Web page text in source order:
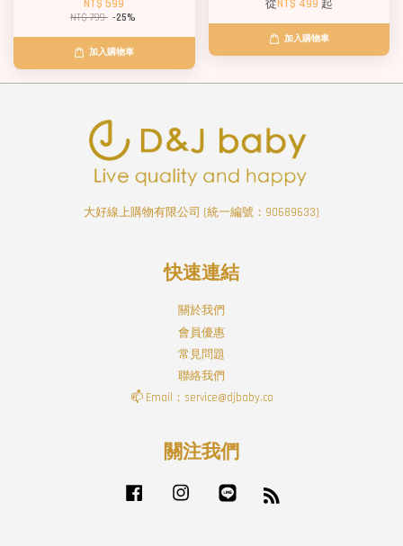
NT$ 599
NT$ 799 -25%
加入購物車
從NT$ 499 起
加入購物車
大好線上購物有限公司 (統一編號：90689633)
快速連結
關於我們
會員優惠
常見問題
聯絡我們
📫 Email：service@djbaby.co
關注我們
Facebook Instagram